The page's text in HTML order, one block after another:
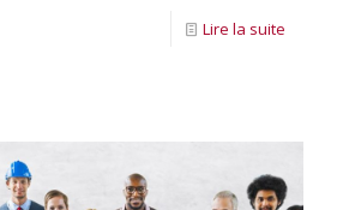
Lire la suite